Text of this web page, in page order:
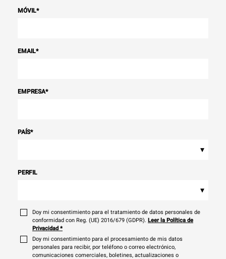
MÓVIL*
EMAIL*
EMPRESA*
PAÍS*
▾
PERFIL
▾
Doy mi consentimiento para el tratamiento de datos personales de
conformidad con Reg. (UE) 2016/679 (GDPR). Leer la Política de
Privacidad *
Doy mi consentimiento para el procesamiento de mis datos
personales para recibir, por teléfono o correo electrónico,
comunicaciones comerciales, boletines, actualizaciones o